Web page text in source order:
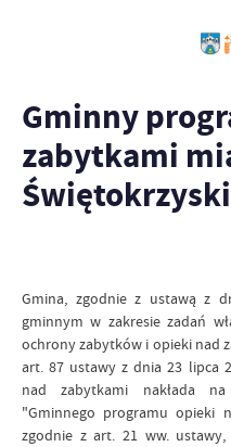
Gminny
zabytkami
Gmina, zgodnie z ustawą z
gminnym w zakresie zadań
ochrony zabytków i opieki nad
art. 87 ustawy z dnia 23 lipca
nad zabytkami nakłada
"Gminnego programu opieki
zgodnie z art. 21 ww.